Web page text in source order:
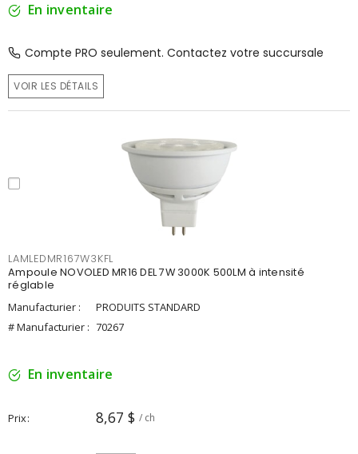
En inventaire
Compte PRO seulement. Contactez votre succursale
VOIR LES DÉTAILS
LAMLEDMR167W3KFL
Ampoule NOVOLED MR16 DEL 7W 3000K 500LM à intensité
réglable
Manufacturier :
PRODUITS STANDARD
# Manufacturier : 70267
En inventaire
Prix 8,67 $ / ch